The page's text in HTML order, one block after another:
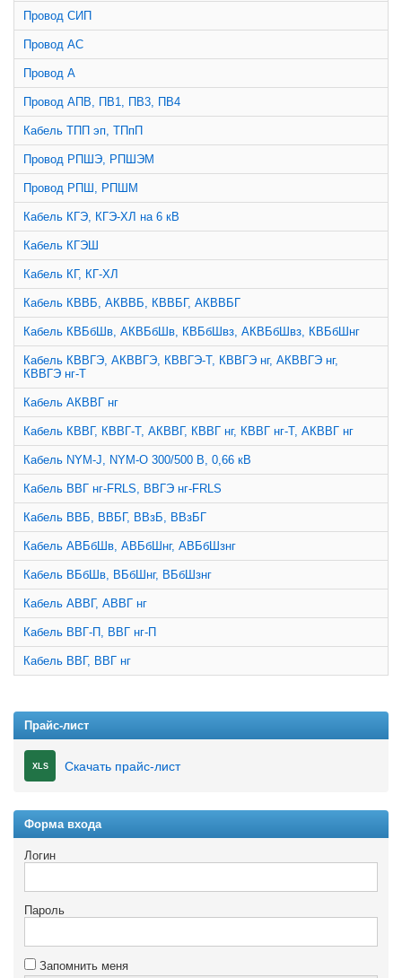
Провод СИП
Провод АС
Провод А
Провод АПВ, ПВ1, ПВ3, ПВ4
Кабель ТПП эп, ТПпП
Провод РПШЭ, РПШЭМ
Провод РПШ, РПШМ
Кабель КГЭ, КГЭ-ХЛ на 6 кВ
Кабель КГЭШ
Кабель КГ, КГ-ХЛ
Кабель КВВБ, АКВВБ, КВВБГ, АКВВБГ
Кабель КВБбШв, АКВБбШв, КВБбШвз, АКВБбШвз, КВБбШнг
Кабель КВВГЭ, АКВВГЭ, КВВГЭ-Т, КВВГЭ нг, АКВВГЭ нг,
КВВГЭ нг-Т
Кабель АКВВГ нг
Кабель КВВГ, КВВГ-Т, АКВВГ, КВВГ нг, КВВГ нг-Т, АКВВГ нг
Кабель NYM-J, NYM-O 300/500 В, 0,66 кВ
Кабель ВВГ нг-FRLS, ВВГЭ нг-FRLS
Кабель ВВБ, ВВБГ, ВВзБ, ВВзБГ
Кабель АВБбШв, АВБбШнг, АВБбШзнг
Кабель ВБбШв, ВБбШнг, ВБбШзнг
Кабель АВВГ, АВВГ нг
Кабель ВВГ-П, ВВГ нг-П
Кабель ВВГ, ВВГ нг
Прайс-лист
XLS Скачать прайс-лист
Форма входа
Логин
Пароль
Запомнить меня